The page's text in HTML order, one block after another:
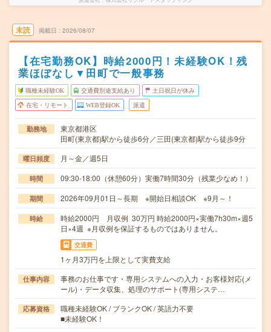
未読 掲載日 2026/08/07
【在宅勤務OK】時給2000円！未経験OK！残
業ほぼなし▼田町で一般事務
職種未経験OK 交通費別途支給あり 土日祝日が休み
在宅・リモート WEB登録OK 派遣
勤務地
東京都港区
田町(東京都)駅から徒歩6分／三田(東京都)駅から徒歩9分
曜日頻度 月～金／週5日
時間 09:30-18:00（休憩60分）実働7時間30分（残業少なめ！）
期間 2026年09月01日～長期 ※開始日相談OK ※9月～！
時給
時給2000円 月収例 30万円 時給2000円×実働7h30m×週5
日×4週 ※月収例を保証するものではありません。
交通費
1ヶ月3万円を上限として実費支給
仕事内容
事務のお仕事です・専用システムへの入力・お客様対応(メ
ール)・データ収集、処理のサポート(専用システ…
応募資格
職種未経験OK / ブランクOK / 英語力不要
■未経験OK！